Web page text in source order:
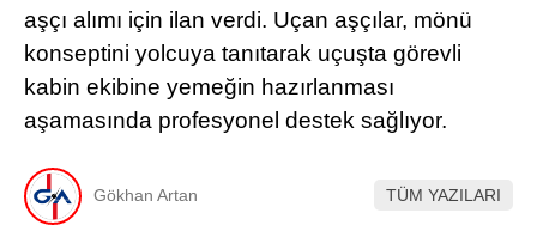
aşçı alımı için ilan verdi. Uçan aşçılar, mönü
konseptini yolcuya tanıtarak uçuşta görevli
kabin ekibine yemeğin hazırlanması
aşamasında profesyonel destek sağlıyor.
Gökhan Artan TÜM YAZILARI